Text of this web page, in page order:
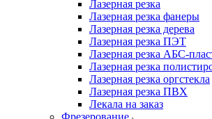
Лазерная резка
Лазерная резка фанеры
Лазерная резка дерева
Лазерная резка ПЭТ
Лазерная резка АБС-
Лазерная резка
Лазерная резка оргстекла
Лазерная резка ПВХ
Лекала на заказ
Фрезерование